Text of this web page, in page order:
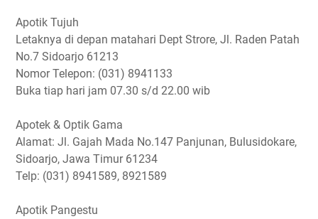
Apotik Tujuh
Letaknya di depan matahari Dept Strore, Jl. Raden Patah
No.7 Sidoarjo 61213
Nomor Telepon: (031) 8941133
Buka tiap hari jam 07.30 s/d 22.00 wib
Apotek & Optik Gama
Alamat: Jl. Gajah Mada No.147 Panjunan, Bulusidokare,
Sidoarjo, Jawa Timur 61234
Telp: (031) 8941589, 8921589
Apotik Pangestu